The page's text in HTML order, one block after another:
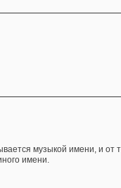
музыкой имени, и от
имени.